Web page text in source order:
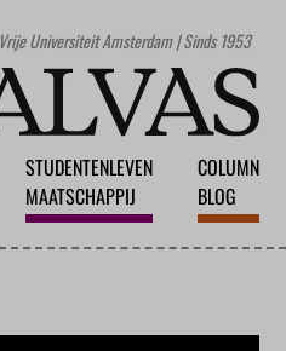
Universiteit Amsterdam | Sinds 1953
STUDENTENLEVEN
MAATSCHAPPIJ
COLUMN
BLOG